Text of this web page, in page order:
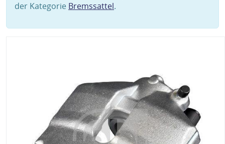
der Kategorie Bremssattel.